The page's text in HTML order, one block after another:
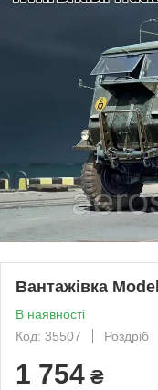
Вантажівка
В наявності
Код: 35507
Роздріб
1 754 ₴